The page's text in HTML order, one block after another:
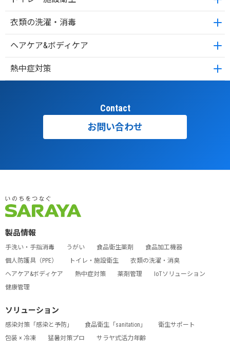
衣類の洗濯・消毒
ヘアケア&ボディケア
熱中症対策
Contact
お問い合わせ
製品情報
手洗い・手指消毒 うがい 食品衛生薬剤
食品加工機器
個人防護具（PPE）
トイレ・施設衛生
衣類の洗濯・消臭
ヘアケア&ボディケア
熱中症対策 薬剤管理
IoTソリューション
健康管理
ソリューション
感染対策「感染と予防」 食品衛生「sanitation」
衛生サポート
包装 × 冷凍
猛暑対策プロ サラヤ式活力年齢